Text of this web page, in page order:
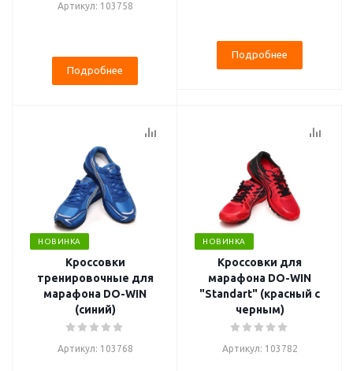
Артикул: 103758
Подробнее
Подробнее
НОВИНКА
Кроссовки
тренировочные для
марафона DO-WIN
(синий)
Артикул: 103768
НОВИНКА
Кроссовки для
марафона DO-WIN
"Standart" (красный с
черным)
Артикул: 103782